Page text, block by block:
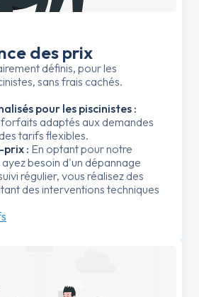
des prix
définis, pour les
sans frais cachés.
pour les piscinistes :
adaptés aux demandes
tarifs flexibles.
: En optant pour notre
besoin d'un dépannage
régulier, vous réalisez des
des interventions techniques